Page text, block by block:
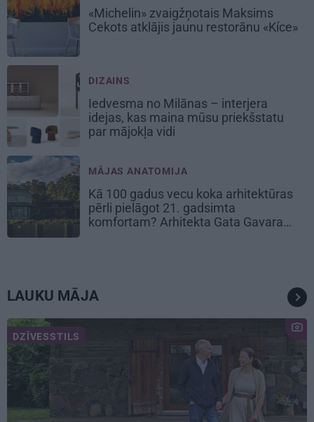
«Michelin» zvaigžņotais Maksims
Cekots atklājis jaunu restorānu «Kíce»
DIZAINS
Iedvesma no Milānas – interjera
idejas, kas maina mūsu priekšstatu
par mājokļa vidi
MĀJAS ANATOMIJA
Kā 100 gadus vecu koka arhitektūras
pērli pielāgot 21. gadsimta
komfortam? Arhitekta Gata Gavara
LAUKU MĀJA
DZĪVESSTILS